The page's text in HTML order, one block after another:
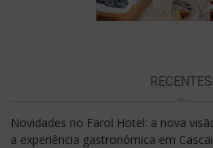
RECENTES
Novidades no Farol Hotel: a nova
a experiência gastronómica em